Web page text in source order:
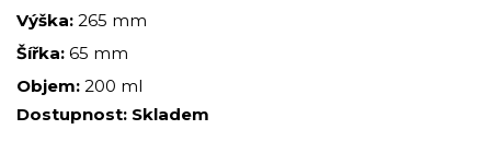
Výška: 265 mm
Šířka: 65 mm
Objem: 200 ml
Dostupnost: Skladem